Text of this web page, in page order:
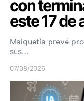
con
este 17 de
Maiquetía prevé
sus…
07/08/2026